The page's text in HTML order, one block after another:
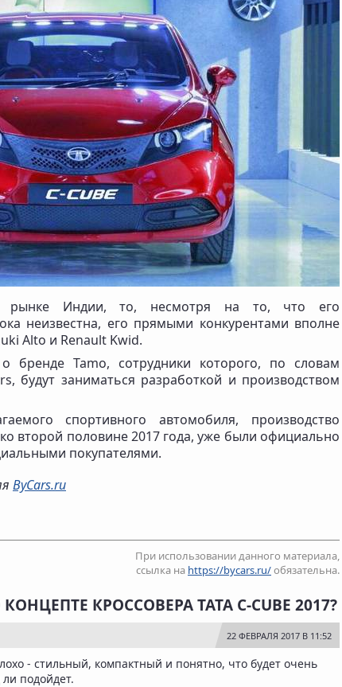
рынке Индии, то, несмотря на то, что его
неизвестна, его прямыми конкурентами вполне
Alto и Renault Kwid.
бренде Tamo, сотрудники которого, по словам
будут заниматься разработкой и производством
спортивного автомобиля, производство
второй половине 2017 года, уже были официально
покупателями.
ByCars.ru
При использовании данного материала,
ссылка на https://bycars.ru/обязательна.
КРОССОВЕРА TATA C-CUBE 2017?
22 ФЕВРАЛЯ 2017 В 11:52
- стильный, компактный и понятно, что будет очень
подойдет.